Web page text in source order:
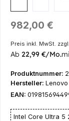
Regulärer Preis:
982,00 €
Preis inkl. MwSt. zzgl.
Ab 22,99 €/Mo.
Produktnummer:
Hersteller: Lenovo
EAN:
Intel Core Ultra 5